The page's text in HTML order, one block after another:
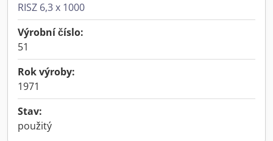
RISZ 6,3 x 1000
Výrobní číslo:
51
Rok výroby:
1971
Stav:
použitý